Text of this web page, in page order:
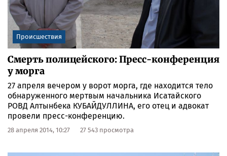
Происшествия
Смерть полицейского: Пресс-конференция
у морга
27 апреля вечером у ворот морга, где находится тело
обнаруженного мертвым начальника Исатайского
РОВД Алтынбека КУБАЙДУЛЛИНА, его отец и адвокат
провели пресс-конференцию.
28 апреля 2014, 10:27 27 543 просмотра